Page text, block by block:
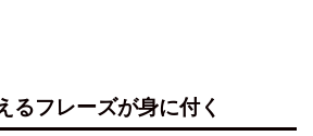
るフレーズが身に付く